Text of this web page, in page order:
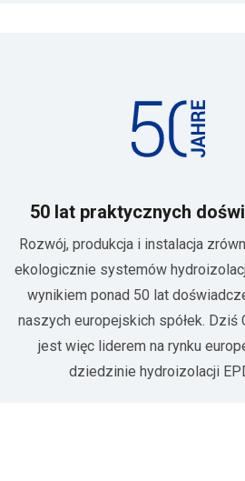
50 lat praktycznych
Rozwój, produkcja i instalacja
ekologicznie systemów
wynikiem ponad 50 lat
naszych europejskich spółek. Dziś
jest więc liderem na rynku
dziedzinie hydroizolacji